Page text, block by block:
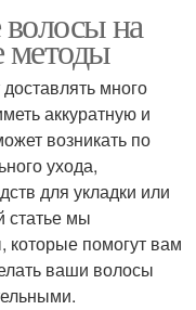
на
методы
много
аккуратную и
возникать по
ухода,
для укладки или
статье мы
помогут вам
ваши волосы